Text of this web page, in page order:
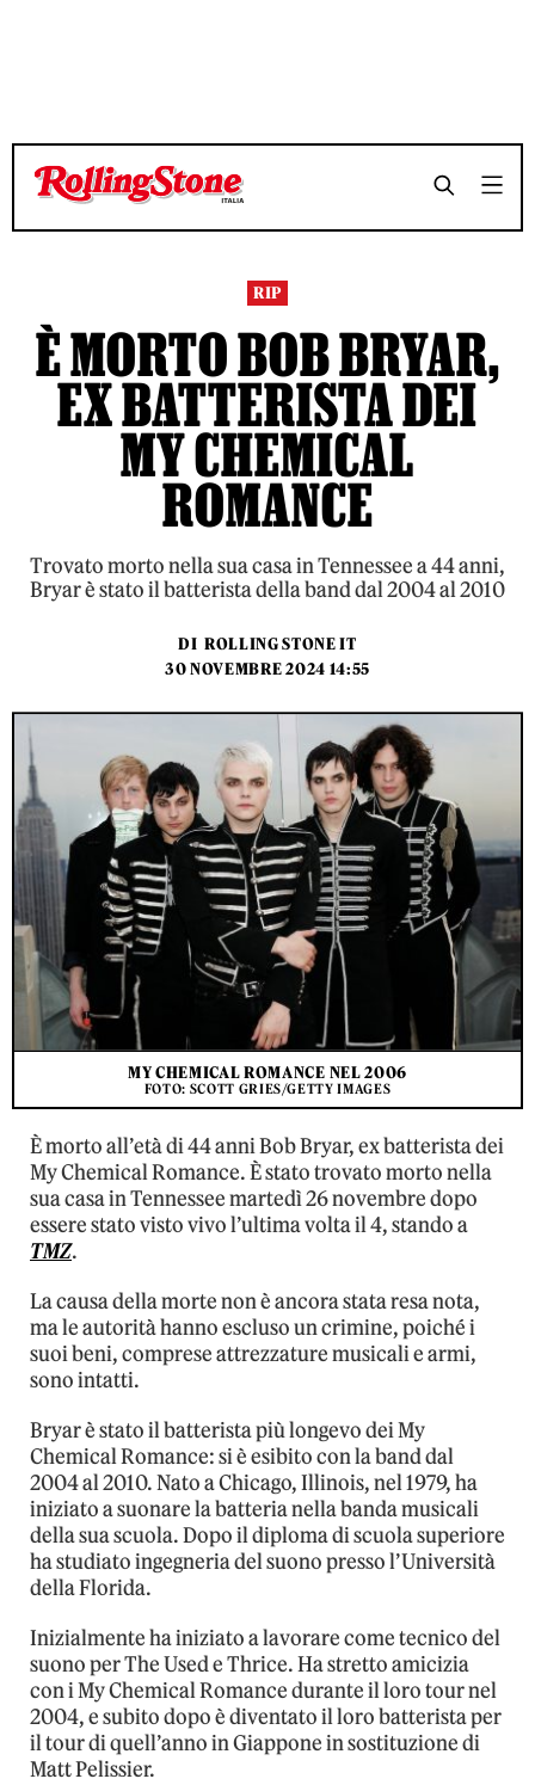
TEMPO DI LETTURA 4 MINUTI SHARE
TEMPO DI LETTURA 4 MINUTI SHARE
RIP
È MORTO BOB BRYAR,
EX BATTERISTA DEI
MY CHEMICAL
ROMANCE
Trovato morto nella sua casa in Tennessee a 44 anni,
Bryar è stato il batterista della band dal 2004 al 2010
DI ROLLING STONE IT
30 NOVEMBRE 2024 14:55
MY CHEMICAL ROMANCE NEL 2006
FOTO: SCOTT GRIES/GETTY IMAGES
È morto all’età di 44 anni Bob Bryar, ex batterista dei
My Chemical Romance. È stato trovato morto nella
sua casa in Tennessee martedì 26 novembre dopo
essere stato visto vivo l’ultima volta il 4, stando a
TMZ.
La causa della morte non è ancora stata resa nota,
ma le autorità hanno escluso un crimine, poiché i
suoi beni, comprese attrezzature musicali e armi,
sono intatti.
Bryar è stato il batterista più longevo dei My
Chemical Romance: si è esibito con la band dal
2004 al 2010. Nato a Chicago, Illinois, nel 1979, ha
iniziato a suonare la batteria nella banda musicali
della sua scuola. Dopo il diploma di scuola superiore
ha studiato ingegneria del suono presso l’Università
della Florida.
Inizialmente ha iniziato a lavorare come tecnico del
suono per The Used e Thrice. Ha stretto amicizia
con i My Chemical Romance durante il loro tour nel
2004, e subito dopo è diventato il loro batterista per
il tour di quell’anno in Giappone in sostituzione di
Matt Pelissier.